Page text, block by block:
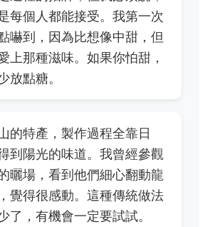
每個人都能接受。我第一次
嚇到，因為比想像中甜，但
上那種滋味。如果你怕甜，
放點糖。
的特產，製作過程全靠日
到陽光的味道。我曾經參觀
曬場，看到他們細心翻動龍
覺得很感動。這種傳統做法
了，有機會一定要試試。